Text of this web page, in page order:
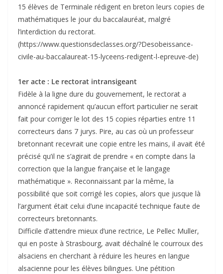
15 élèves de Terminale rédigent en breton leurs copies de
mathématiques le jour du baccalauréat, malgré
l’interdiction du rectorat.
(https://www.questionsdeclasses.org/?Desobeissance-
civile-au-baccalaureat-15-lyceens-redigent-l-epreuve-de)
1er acte : Le rectorat intransigeant
Fidèle à la ligne dure du gouvernement, le rectorat a
annoncé rapidement qu’aucun effort particulier ne serait
fait pour corriger le lot des 15 copies réparties entre 11
correcteurs dans 7 jurys. Pire, au cas où un professeur
bretonnant recevrait une copie entre les mains, il avait été
précisé qu’il ne s’agirait de prendre « en compte dans la
correction que la langue française et le langage
mathématique ». Reconnaissant par la même, la
possibilité que soit corrigé les copies, alors que jusque là
l’argument était celui d’une incapacité technique faute de
correcteurs bretonnants.
Difficile d’attendre mieux d’une rectrice, Le Pellec Muller,
qui en poste à Strasbourg, avait déchaîné le courroux des
alsaciens en cherchant à réduire les heures en langue
alsacienne pour les élèves bilingues. Une pétition